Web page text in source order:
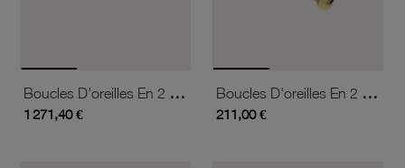
Boucles D'oreilles En 2 Ors, Diamants
1 271,40 €
Boucles D'oreilles En 2 Ors.
211,00 €